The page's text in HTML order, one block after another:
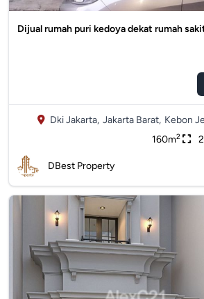
Dijual rumah puri kedoya dekat rumah
Dki Jakarta, Jakarta Barat, Kebon
160m2
DBest Property